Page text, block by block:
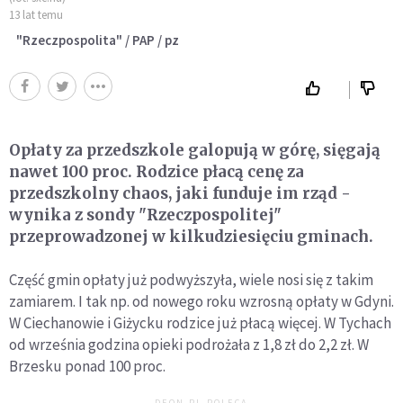
13 lat temu
"Rzeczpospolita" / PAP / pz
Opłaty za przedszkole galopują w górę, sięgają
nawet 100 proc. Rodzice płacą cenę za
przedszkolny chaos, jaki funduje im rząd -
wynika z sondy "Rzeczpospolitej"
przeprowadzonej w kilkudziesięciu gminach.
Część gmin opłaty już podwyższyła, wiele nosi się z takim
zamiarem. I tak np. od nowego roku wzrosną opłaty w Gdyni.
W Ciechanowie i Giżycku rodzice już płacą więcej. W Tychach
od września godzina opieki podrożała z 1,8 zł do 2,2 zł. W
Brzesku ponad 100 proc.